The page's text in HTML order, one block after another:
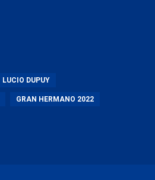
LUCIO DUPUY
GRAN HERMANO 2022